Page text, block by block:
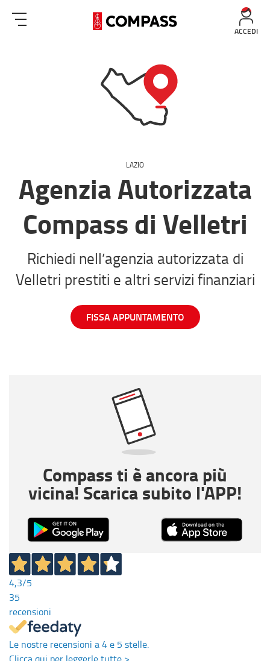
ACCEDI
LAZIO
Agenzia Autorizzata
Compass di Velletri
Richiedi nell’agenzia autorizzata di
Velletri prestiti e altri servizi finanziari
FISSA APPUNTAMENTO
Compass ti è ancora più
vicina! Scarica subito l'APP!
4,3/5
35
recensioni
Le nostre recensioni a 4 e 5 stelle.
Clicca qui per leggerle tutte >